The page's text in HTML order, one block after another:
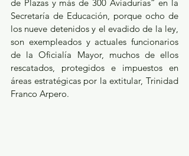
de Plazas y más de 300 Aviadurías” en la
Secretaría de Educación, porque ocho de
los nueve detenidos y el evadido de la ley,
son exempleados y actuales funcionarios
de la Oficialía Mayor, muchos de ellos
rescatados, protegidos e impuestos en
áreas estratégicas por la extitular, Trinidad
Franco Arpero.